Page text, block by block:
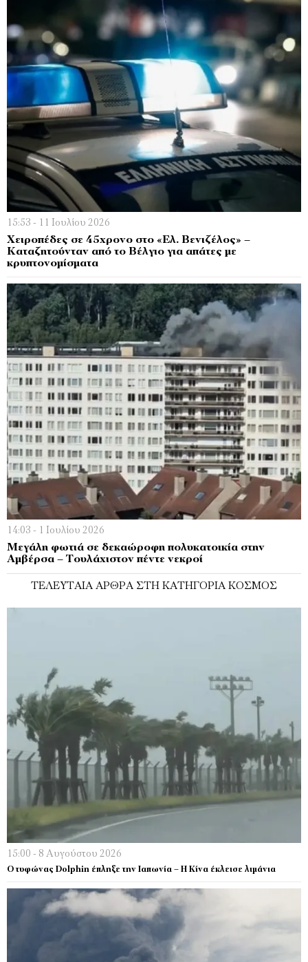
15:53 - 11 Ιουλίου 2026
Χειροπέδες σε 45χρονο στο «Ελ. Βενιζέλος» –
Καταζητούνταν από το Βέλγιο για απάτες με
κρυπτονομίσματα
14:03 - 1 Ιουλίου 2026
Μεγάλη φωτιά σε δεκαώροφη πολυκατοικία στην
Αμβέρσα – Τουλάχιστον πέντε νεκροί
ΤΕΛΕΥΤΑΊΑ ΆΡΘΡΑ ΣΤΗ ΚΑΤΗΓΟΡΊΑ ΚΌΣΜΟΣ
15:00 - 8 Αυγούστου 2026
Ο τυφώνας Dolphin έπληξε την Ιαπωνία – H Κίνα έκλεισε λιμάνια